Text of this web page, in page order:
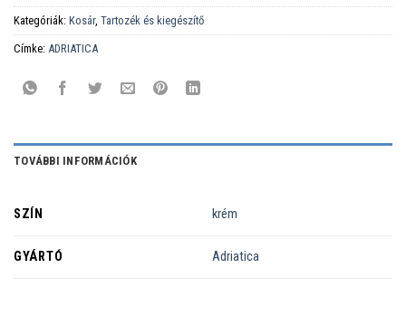
Kategóriák: Kosár, Tartozék és kiegészítő
Címke: ADRIATICA
TOVÁBBI INFORMÁCIÓK
SZÍN krém
GYÁRTÓ Adriatica